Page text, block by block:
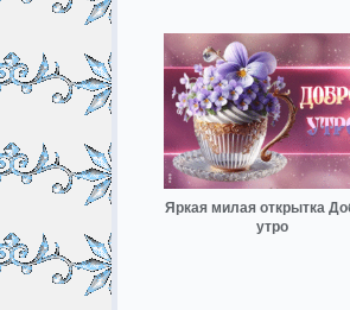
Яркая милая открытка
утро